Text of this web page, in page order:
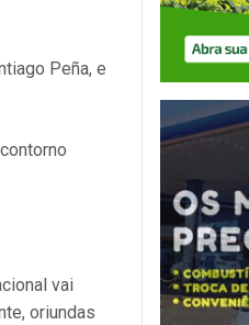
Peña, e
vai
oriundas